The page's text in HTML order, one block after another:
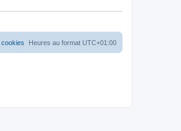
Heures au format UTC+01:00